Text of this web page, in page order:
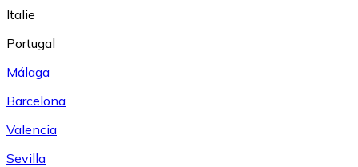
Italie
Portugal
Málaga
Barcelona
Valencia
Sevilla